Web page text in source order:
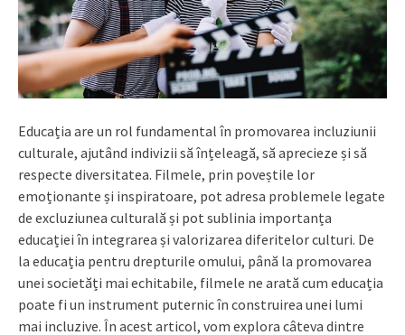
Educația are un rol fundamental în promovarea incluziunii
culturale, ajutând indivizii să înțeleagă, să aprecieze și să
respecte diversitatea. Filmele, prin poveștile lor
emoționante și inspiratoare, pot adresa problemele legate
de excluziunea culturală și pot sublinia importanța
educației în integrarea și valorizarea diferitelor culturi. De
la educația pentru drepturile omului, până la promovarea
unei societăți mai echitabile, filmele ne arată cum educația
poate fi un instrument puternic în construirea unei lumi
mai incluzive. În acest articol, vom explora câteva dintre